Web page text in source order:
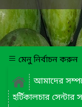
মেনু নির্বাচন করুন
আমাদের
হর্টিকালচার সেন্টার